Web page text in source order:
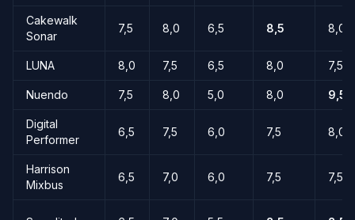
Cakewalk
Sonar
7,5 8,0 6,5 8,5 8,0
LUNA 8,0 7,5 6,5 8,0 7,5
Nuendo 7,5 8,0 5,0 8,0 9,5
Digital
Performer
6,5 7,5 6,0 7,5 8,0
Harrison
Mixbus
6,5 7,0 6,0 7,5 7,5